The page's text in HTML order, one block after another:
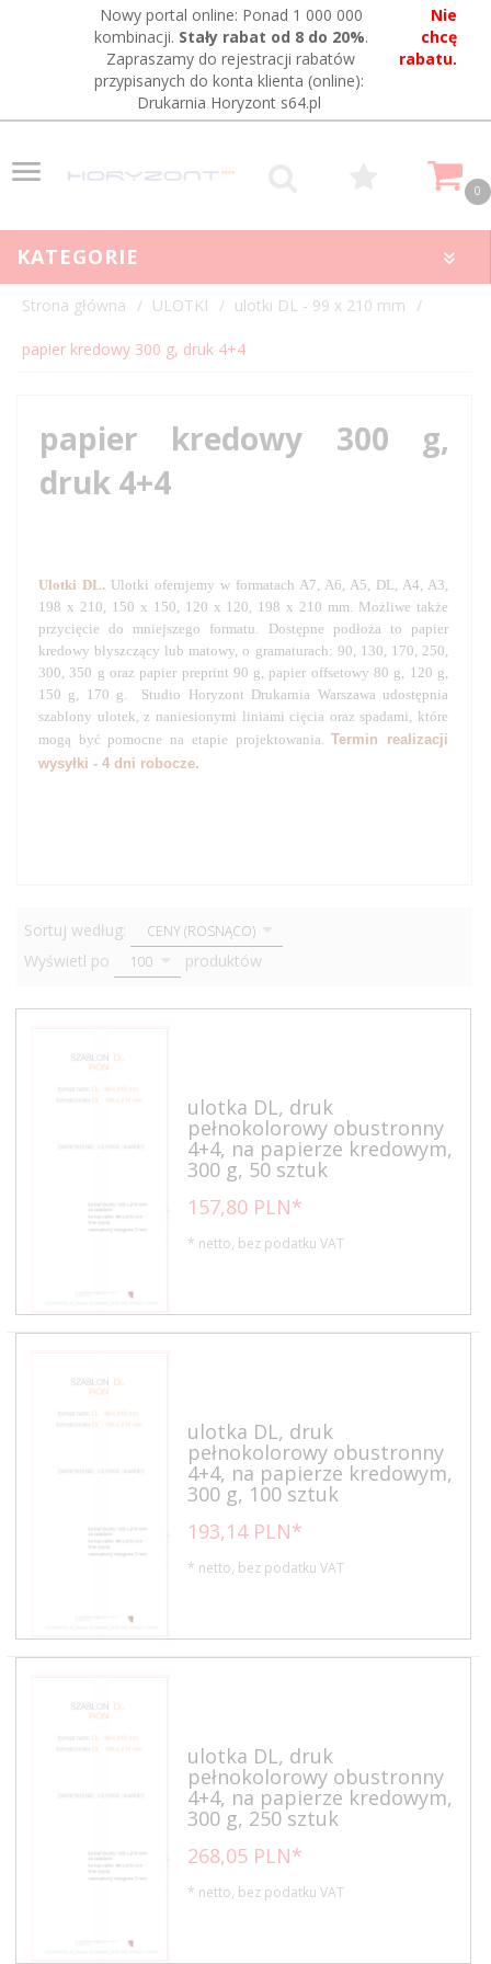
Nowy portal online: Ponad 1 000 000
kombinacji. Stały rabat od 8 do 20%.
Zapraszamy do rejestracji rabatów
przypisanych do konta klienta (online):
Drukarnia Horyzont s64.pl
Nie
chcę
rabatu.
0
KATEGORIE
Strona główna ULOTKI ulotki DL - 99 x 210 mm
papier kredowy 300 g, druk 4+4
papier kredowy 300 g,
druk 4+4
Ulotki DL. Ulotki oferujemy w formatach A7, A6, A5, DL, A4, A3,
198 x 210, 150 x 150, 120 x 120, 198 x 210 mm. Możliwe także
przycięcie do mniejszego formatu. Dostępne podłoża to papier
kredowy błyszczący lub matowy, o gramaturach: 90, 130, 170, 250,
300, 350 g oraz papier preprint 90 g, papier offsetowy 80 g, 120 g,
150 g, 170 g. Studio Horyzont Drukarnia Warszawa udostępnia
szablony ulotek, z naniesionymi liniami cięcia oraz spadami, które
mogą być pomocne na etapie projektowania.Termin realizacji
wysyłki - 4 dni robocze.
Sortuj według: sortCENY (ROSNĄCO)
Wyświetl po pop100 produktów
ulotka DL, druk
pełnokolorowy obustronny
4+4, na papierze kredowym,
300 g, 50 sztuk
157,80 PLN*
* netto, bez podatku VAT
ulotka DL, druk
pełnokolorowy obustronny
4+4, na papierze kredowym,
300 g, 100 sztuk
193,14 PLN*
* netto, bez podatku VAT
ulotka DL, druk
pełnokolorowy obustronny
4+4, na papierze kredowym,
300 g, 250 sztuk
268,05 PLN*
* netto, bez podatku VAT